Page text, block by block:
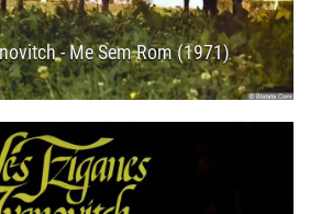
- Me Sem Rom (1971)